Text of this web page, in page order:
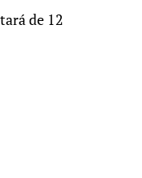
de 12